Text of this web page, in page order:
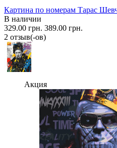
Картина по номерам Тарас
В наличии
329.00 грн. 389.00 грн.
2 отзыв(-ов)
Акция